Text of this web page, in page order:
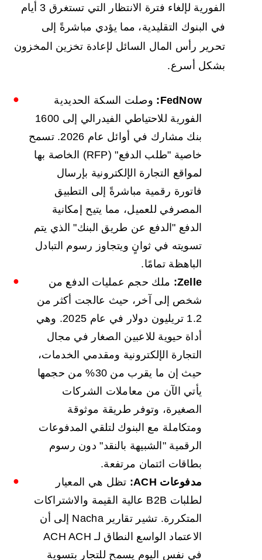
الفورية لإلغاء فترة الانتظار التي تستغرق 3 أيام
في البنوك التقليدية، مما يؤدي مباشرةً إلى
تحرير رأس المال السائل لإعادة تخزين المخزون
بشكل أسرع.
FedNow:
وصلت السكة الحديدية
الفورية للاحتياطي الفيدرالي إلى 1600
بنك مشارك في أوائل عام 2026. تسمح
خاصية "طلب الدفع" (RFP) الخاصة بها
لمواقع التجارة الإلكترونية بإرسال
فاتورة رقمية مباشرةً إلى التطبيق
المصرفي للعميل، مما يتيح إمكانية
الدفع "الدفع عن طريق البنك" الذي يتم
تسويته في ثوانٍ ويتجاوز رسوم التبادل
الباهظة تمامًا.
Zelle:
ملك حجم عمليات الدفع من
شخص إلى آخر، حيث عالجت أكثر من
1.2 تريليون دولار في عام 2025. وهي
أداة حيوية للاعبين الصغار في مجال
التجارة الإلكترونية ومقدمي الخدمات،
حيث إن ما يقرب من 30% من حجمها
يأتي الآن من معاملات الشركات
الصغيرة، وتوفر طريقة موثوقة
ومتكاملة مع البنوك لتلقي المدفوعات
الرقمية "الشبيهة بالنقد" دون رسوم
بطاقات ائتمان مرتفعة.
مدفوعات ACH:
تظل هي المعيار
لطلبات B2B عالية القيمة والاشتراكات
المتكررة. تشير تقارير Nacha إلى أن
الاعتماد الواسع النطاق لـ ACH ACH
في نفس اليوم يسمح للتجار بتسوية